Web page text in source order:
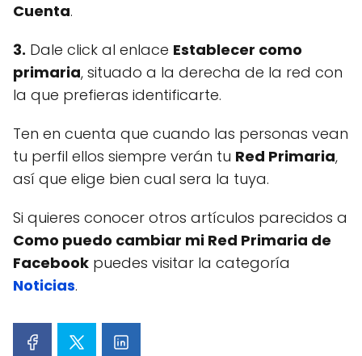
Cuenta.
3. Dale click al enlace Establecer como
primaria, situado a la derecha de la red con
la que prefieras identificarte.
Ten en cuenta que cuando las personas vean
tu perfil ellos siempre verán tu Red Primaria,
así que elige bien cual sera la tuya.
Si quieres conocer otros artículos parecidos a
Como puedo cambiar mi Red Primaria de
Facebook puedes visitar la categoría
Noticias.